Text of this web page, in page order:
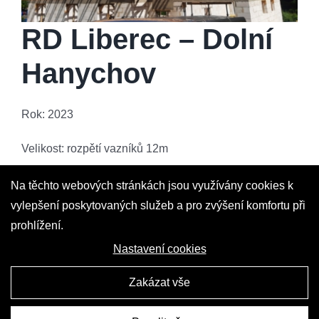
RD Liberec – Dolní
Hanychov
Rok: 2023
Velikost: rozpětí vazníků 12m
Popis: Sedlová střecha s úložným prostorem
Zpět na reference
Na těchto webových stránkách jsou využívány cookies k
vylepšení poskytovaných služeb a pro zvýšení komfortu při
prohlížení.
Nastavení cookies
Zakázat vše